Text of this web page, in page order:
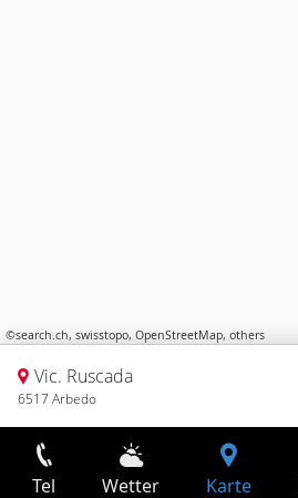
©search.ch, swisstopo, OpenStreetMap, others
Vic. Ruscada
6517 Arbedo
Tel Wetter Karte